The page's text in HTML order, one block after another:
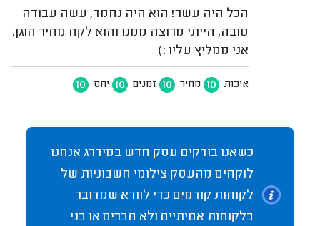
הכל היה עשר! הוא היה נחמד, עשה עבודה
טובה, הייתי מרוצה ממנו והוא לקח מחיר הוגן.
אני ממליץ עליו :)
איכות 10 מחיר 10 זמנים 10 יחס 10
כשאנו בודקים עסק חדש במידרג אנחנו
לוקחים מהעסק צילומי חשבוניות של
לקוחות קודמים כדי לוודא שמדובר
בלקוחות אמיתיים ולא חברים או בני